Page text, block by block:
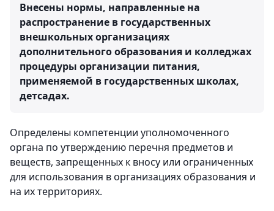
Внесены нормы, направленные на
распространение в государственных
внешкольных организациях
дополнительного образования и колледжах
процедуры организации питания,
применяемой в государственных школах,
детсадах.
Определены компетенции уполномоченного
органа по утверждению перечня предметов и
веществ, запрещенных к вносу или ограниченных
для использования в организациях образования и
на их территориях.